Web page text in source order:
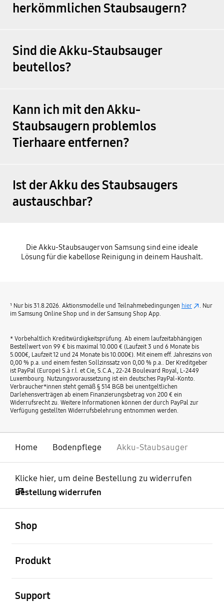
herkömmlichen Staubsaugern?
Sind die Akku-Staubsauger
beutellos?
Kann ich mit den Akku-
Staubsaugern problemlos
Tierhaare entfernen?
Ist der Akku des Staubsaugers
austauschbar?
Die Akku-Staubsauger von Samsung sind eine ideale
Lösung für die kabellose Reinigung in deinem Haushalt.
¹ Nur bis 31.8.2026. Aktionsmodelle und Teilnahmebedingungen hier
. Nur
im Samsung Online Shop und in der Samsung Shop App.
* Vorbehaltlich Kreditwürdigkeitsprüfung. Ab einem laufzeitabhängigen
Bestellwert von 99 € bis maximal 10.000 € (Laufzeit 3 und 6 Monate bis
5.000€, Laufzeit 12 und 24 Monate bis 10.000€). Mit einem eff. Jahreszins von
0,00 % p.a. und einem festen Sollzinssatz von 0,00 % p.a.. Der Kreditgeber
ist PayPal (Europe) S.à r.l. et Cie, S.C.A., 22-24 Boulevard Royal, L-2449
Luxembourg. Nutzungsvoraussetzung ist ein deutsches PayPal-Konto.
Verbraucher*innen steht gemäß § 514 BGB bei unentgeltlichen
Darlehensverträgen ab einem Finanzierungsbetrag von 200 € ein
Widerrufsrecht zu. Weitere Informationen können der durch PayPal zur
Verfügung gestellten Widerrufsbelehrung entnommen werden.
Home Bodenpflege Akku-Staubsauger
Klicke hier, um deine Bestellung zu widerrufen
Bestellung widerrufen
Shop
Produkt
Support